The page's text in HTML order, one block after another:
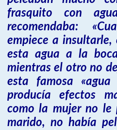
frasquito con
recomendaba:
empiece a insultarle,
esta agua a la
mientras el otro no
esta famosa «agua
producía efectos
como la mujer no le
marido, no había